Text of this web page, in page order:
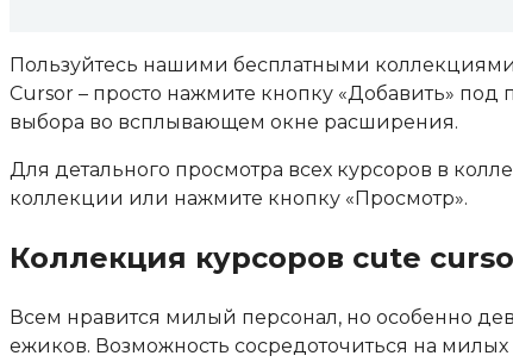
Пользуйтесь нашими бесплатными
Cursor – просто нажмите кнопку «Добавить»
выбора во всплывающем окне расширения.
Для детального просмотра всех курсоров в
коллекции или нажмите кнопку «Просмотр».
Коллекция курсоров cute
Всем нравится милый персонал, но особенно
ежиков. Возможность сосредоточиться на